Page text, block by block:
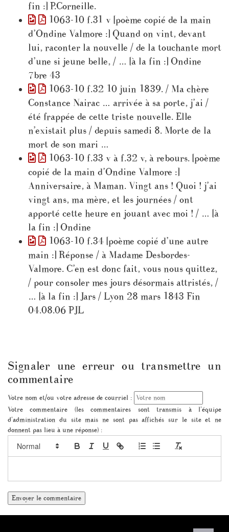
fin :] P.Corneille.
1063-10 f.31 v [poème copié de la main
d’Ondine Valmore :] Quand on vint, devant
lui, raconter la nouvelle / de la touchante mort
d’une si jeune belle, / … [à la fin :] Ondine
7bre 43
1063-10 f.32 10 juin 1839. / Ma chère
Constance Nairac … arrivée à sa porte, j’ai /
été frappée de cette triste nouvelle. Elle
n’existait plus / depuis samedi 8. Morte de la
mort de son mari …
1063-10 f.33 v à f.32 v, à rebours. [poème
copié de la main d’Ondine Valmore :]
Anniversaire, à Maman. Vingt ans ! Quoi ! j’ai
vingt ans, ma mère, et les journées / ont
apporté cette heure en jouant avec moi ! / … [à
la fin :] Ondine
1063-10 f.34 [poème copié d’une autre
main :] Réponse / à Madame Desbordes-
Valmore. C’en est donc fait, vous nous quittez,
/ pour consoler mes jours désormais attristés, /
… [à la fin :] Jars / Lyon 28 mars 1843 Fin
04.08.06 PJL
Signaler une erreur ou transmettre un
commentaire
Votre nom et/ou votre adresse de courriel :
Votre commentaire (les commentaires sont transmis à l'équipe
d'administration du site mais ne sont pas affichés sur le site et ne
donnent pas lieu à une réponse) :